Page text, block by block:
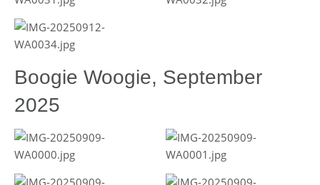
Boogie Woogie, September
2025